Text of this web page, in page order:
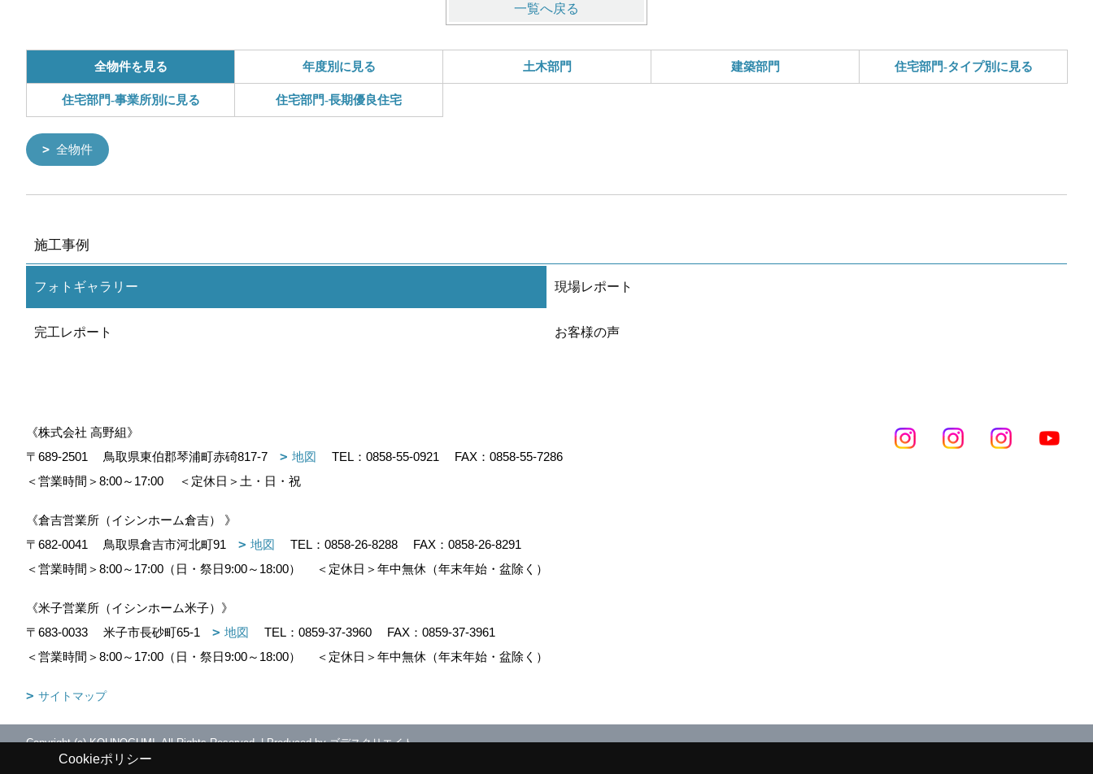
一覧へ戻る
全物件を見る 年度別に見る 土木部門 建築部門 住宅部門-タイプ別に見る
住宅部門-事業所別に見る 住宅部門-長期優良住宅
全物件
施工事例
フォトギャラリー 現場レポート
完工レポート お客様の声
《株式会社 高野組》
〒689-2501
鳥取県東伯郡琴浦町赤碕817-7 地図 TEL： 0858-55-0921
FAX：0858-55-7286
＜営業時間＞8:00～17:00
＜定休日＞土・日・祝
《倉吉営業所（イシンホーム倉吉） 》
〒682-0041
鳥取県倉吉市河北町91 地図 TEL： 0858-26-8288
FAX：0858-26-8291
＜営業時間＞8:00～17:00（日・祭日9:00～18:00）
＜定休日＞年中無休（年末年始・盆除く）
《米子営業所（イシンホーム米子）》
〒683-0033
米子市長砂町65-1 地図 TEL： 0859-37-3960
FAX：0859-37-3961
＜営業時間＞8:00～17:00（日・祭日9:00～18:00）
＜定休日＞年中無休（年末年始・盆除く）
サイトマップ
Copyright (c) KOUNOGUMI. All Rights Reserved.|Produced byゴデスクリエイト
Cookieポリシー